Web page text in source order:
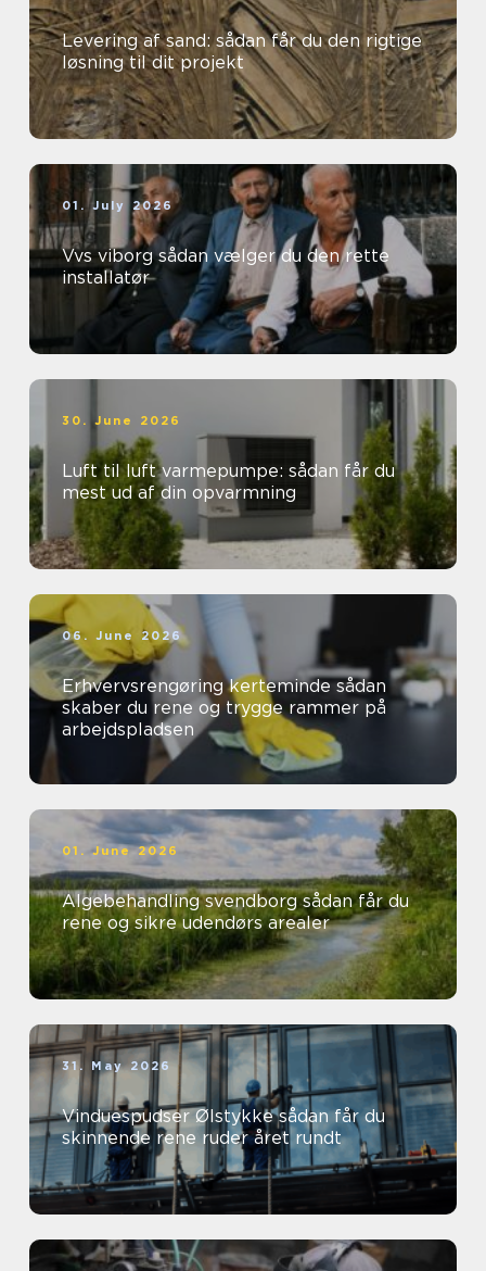
Levering af sand: sådan får du den rigtige
løsning til dit projekt
01. July 2026
Vvs viborg sådan vælger du den rette
installatør
30. June 2026
Luft til luft varmepumpe: sådan får du
mest ud af din opvarmning
06. June 2026
Erhvervsrengøring kerteminde sådan
skaber du rene og trygge rammer på
arbejdspladsen
01. June 2026
Algebehandling svendborg sådan får du
rene og sikre udendørs arealer
31. May 2026
Vinduespudser Ølstykke sådan får du
skinnende rene ruder året rundt